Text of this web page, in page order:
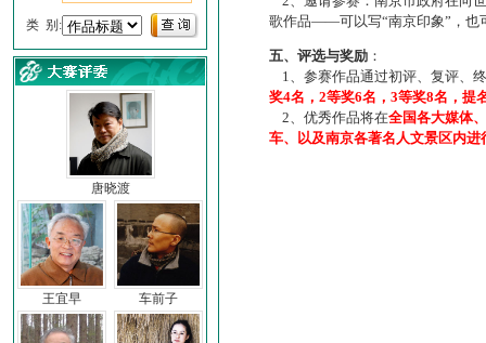
类 别:
唐晓渡
王宜早 车前子
歌作品——可以写“南京印象”，也
五、评选与奖励 ：
1、参赛作品通过初评、复评、
奖4名，2等奖6名，3等奖8名，提
2、优秀作品将在全国各大媒体
车、以及南京各著名人文景区内进